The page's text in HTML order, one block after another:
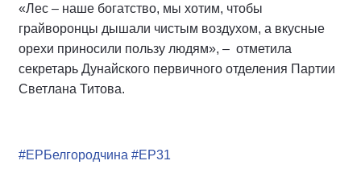
«Лес – наше богатство, мы хотим, чтобы
грайворонцы дышали чистым воздухом, а вкусные
орехи приносили пользу людям», – отметила
секретарь Дунайского первичного отделения Партии
Светлана Титова.
#ЕРБелгородчина #ЕР31